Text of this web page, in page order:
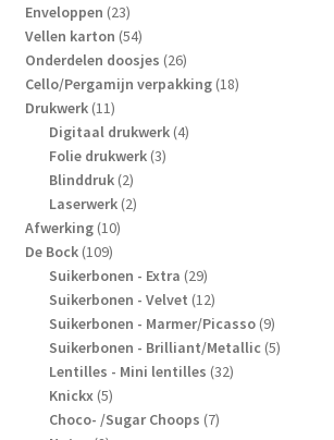
producten
Enveloppen 2323
producten
Vellen karton 5454
producten
Onderdelen doosjes 2626
producten
Cello/Pergamijn verpakking 1818
Drukwerk 1111
producten
Digitaal drukwerk 44
Folie drukwerk 33
Blinddruk 22
producten
Laserwerk 22
Afwerking 1010
De Bock 109109
producten
Suikerbonen - Extra 2929
producten
Suikerbonen - Velvet 1212
producten
Suikerbonen - Marmer/Picasso 99
producten
Suikerbonen - Brilliant/Metallic 55
Lentilles - Mini lentilles 3232
Knickx 55
producten
Choco- /Sugar Choops 77